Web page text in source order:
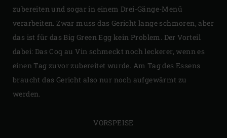
zubereiten und sogar in einem Drei-Gänge-Menü
verarbeiten. Zwar muss das Gericht lange schmoren, aber
das ist für das Big Green Egg kein Problem. Der Vorteil
dabei: Das Coq au Vin schmeckt noch leckerer, wenn es
einen Tag zuvor zubereitet wurde. Am Tag des Essens
braucht das Gericht also nur noch aufgewärmt zu
werden.
VORSPEISE